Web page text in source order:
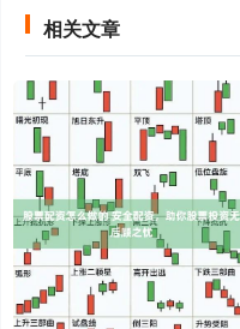
相关文章